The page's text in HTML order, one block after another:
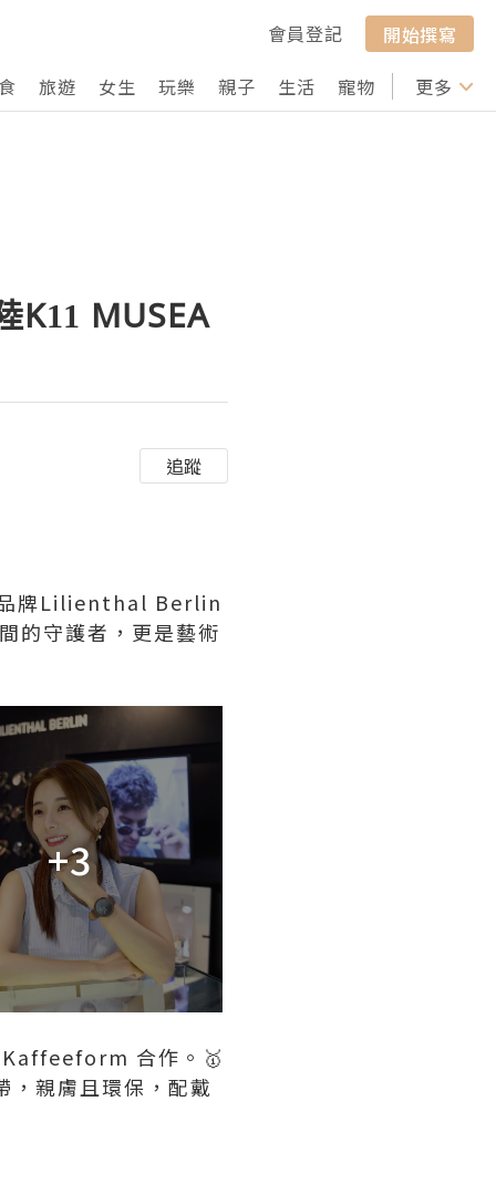
會員登記
開始撰寫
旅遊 女生 玩樂 親子 生活 寵物 行山 打卡
更多
MUSEA
追蹤
品牌Lilienthal Berlin
守護者，更是藝術
+3
合作。🥇
，親膚且環保，配戴